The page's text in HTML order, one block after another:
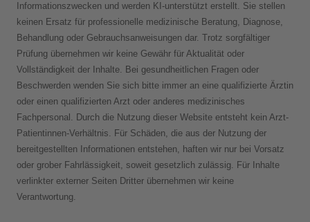
Informationszwecken und werden KI-unterstützt erstellt. Sie stellen
keinen Ersatz für professionelle medizinische Beratung, Diagnose,
Behandlung oder Gebrauchsanweisungen dar. Trotz sorgfältiger
Prüfung übernehmen wir keine Gewähr für Aktualität oder
Vollständigkeit der Inhalte. Bei gesundheitlichen Fragen oder
Beschwerden wenden Sie sich bitte immer an eine qualifizierte Ärztin
oder einen qualifizierten Arzt oder anderes medizinisches
Fachpersonal. Durch die Nutzung dieser Website entsteht kein Arzt-
Patientinnen-Verhältnis. Für Schäden, die aus der Nutzung der
bereitgestellten Informationen entstehen, haften wir nur bei Vorsatz
oder grober Fahrlässigkeit, soweit gesetzlich zulässig. Für Inhalte
verlinkter externer Seiten Dritter übernehmen wir keine
Verantwortung.